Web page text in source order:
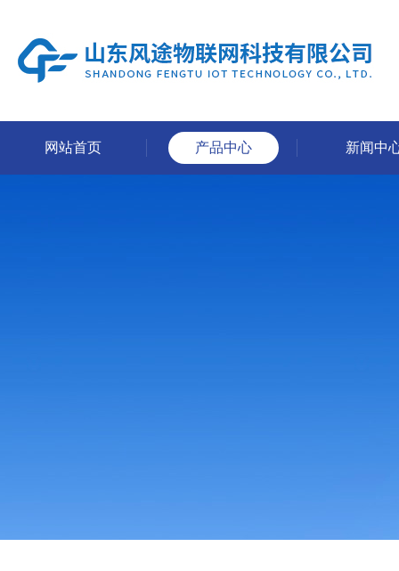
网站首页 产品中心 新闻中